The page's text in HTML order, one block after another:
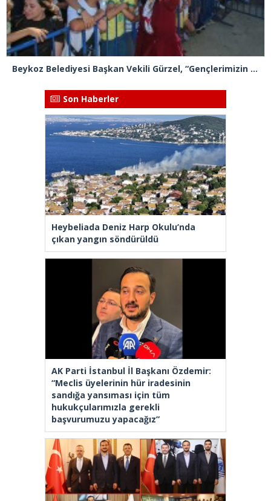
Beykoz Belediyesi Başkan Vekili Gürzel, “Gençlerimizin sesine kulak verdik”
Son Haberler
Heybeliada Deniz Harp Okulu’nda
çıkan yangın söndürüldü
AK Parti İstanbul İl Başkanı Özdemir:
“Meclis üyelerinin hür iradesinin
sandığa yansıması için tüm
hukukçularımızla gerekli
başvurumuzu yapacağız”